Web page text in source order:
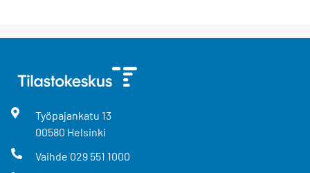
Työpajankatu 13
00580 Helsinki
Vaihde 029 551 1000